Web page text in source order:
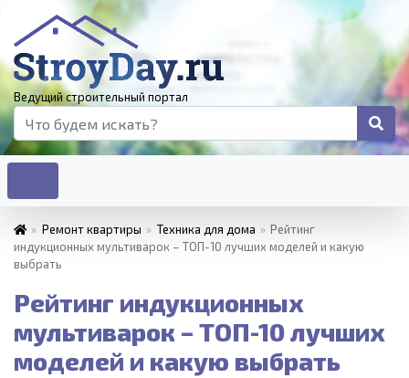
Ведущий строительный портал
» Ремонт квартиры » Техника для дома » Рейтинг
индукционных мультиварок – ТОП-10 лучших моделей и какую
выбрать
Рейтинг индукционных
мультиварок – ТОП-10 лучших
моделей и какую выбрать